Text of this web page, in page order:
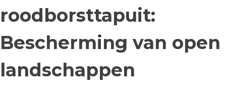
roodborsttapuit:
Bescherming van open
landschappen